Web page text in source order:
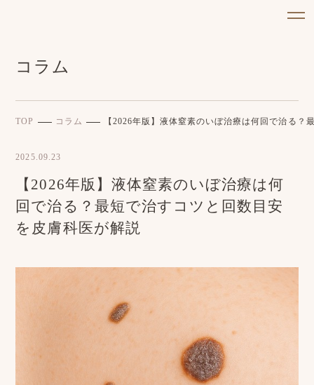
コラム
TOP コラム 【2026年版】液体窒素のいぼ治療は何回で治る
2025.09.23
【2026年版】液体窒素のいぼ治療は何
回で治る？最短で治すコツと回数目安
を皮膚科医が解説